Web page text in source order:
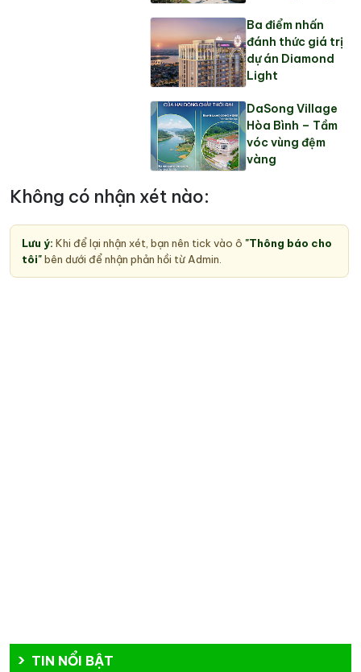
Ba điểm nhấn
đánh thức giá trị
dự án Diamond
Light
DaSong Village
Hòa Bình – Tầm
vóc vùng đệm
vàng
Không có nhận xét nào:
Lưu ý: Khi để lại nhận xét, bạn nên tick vào ô "Thông báo cho
tôi"bên dưới để nhận phản hồi từ Admin.
TIN NỔI BẬT